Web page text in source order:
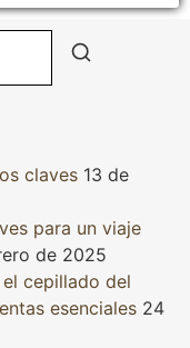
claves 13 de
para un viaje
de 2025
cepillado del
esenciales 24